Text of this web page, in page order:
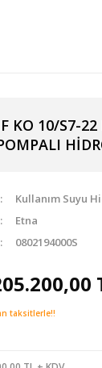
KO 10/S7-22
Kullanım Suyu
Etna
0802194000S
taksitlerle!!